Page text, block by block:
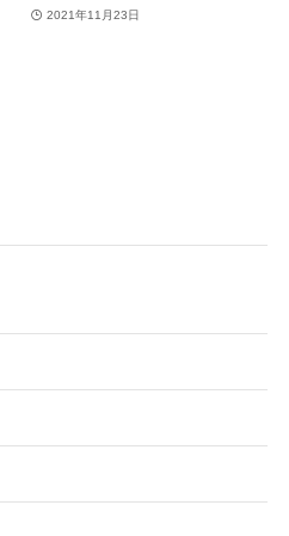
2021年11月23日